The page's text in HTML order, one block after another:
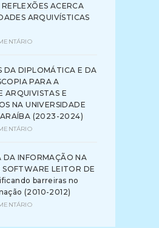
ACERCA
ARQUIVÍSTICAS
DA DIPLOMÁTICA E DA
PARA A
ARQUIVISTAS E
NA UNIVERSIDADE
(2023-2024)
DA INFORMAÇÃO NA
SOFTWARE LEITOR DE
barreiras no
(2010-2012)